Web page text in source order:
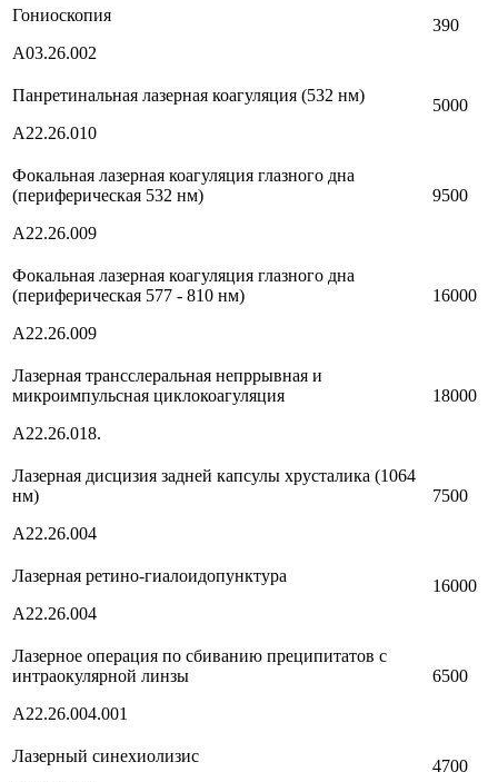
Гониоскопия
A03.26.002
390
Панретинальная лазерная коагуляция (532 нм)
А22.26.010
5000
Фокальная лазерная коагуляция глазного дна
(периферическая 532 нм)
А22.26.009
9500
Фокальная лазерная коагуляция глазного дна
(периферическая 577 - 810 нм)
А22.26.009
16000
Лазерная трансслеральная непррывная и
микроимпульсная циклокоагуляция
А22.26.018.
18000
Лазерная дисцизия задней капсулы хрусталика (1064
нм)
А22.26.004
7500
Лазерная ретино-гиалоидопунктура
А22.26.004
16000
Лазерное операция по сбиванию преципитатов с
интраокулярной линзы
А22.26.004.001
6500
Лазерный синехиолизис
4700